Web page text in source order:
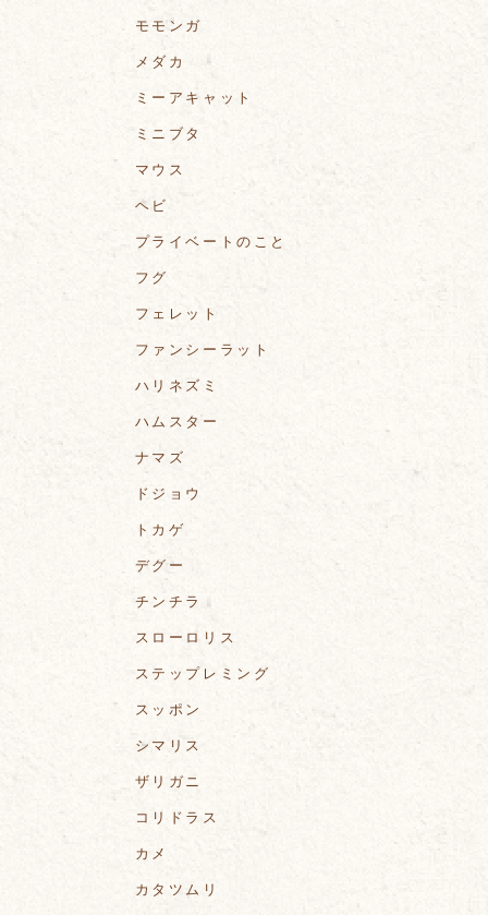
モモンガ
メダカ
ミーアキャット
ミニブタ
マウス
ヘビ
プライベートのこと
フグ
フェレット
ファンシーラット
ハリネズミ
ハムスター
ナマズ
ドジョウ
トカゲ
デグー
チンチラ
スローロリス
ステップレミング
スッポン
シマリス
ザリガニ
コリドラス
カメ
カタツムリ